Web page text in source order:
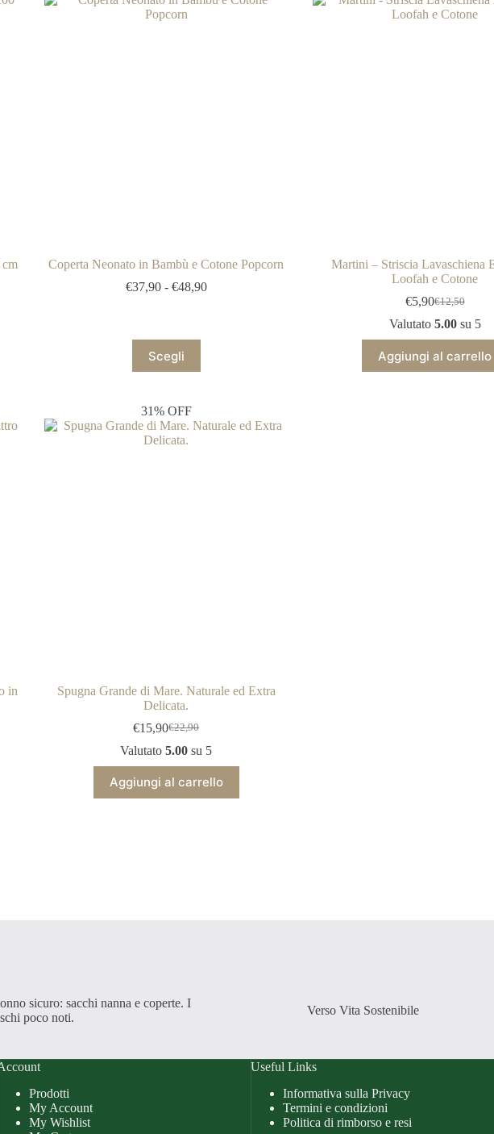
opzioni
possono
Coperta Neonato in Bambù e Cotone Popcorn
€37,90 - €48,90Fascia
Scegliprodotto
ha
varianti.
Le
opzioni
possono
Martini – Striscia Lavaschiena
Loofah e Cotone
€12,50
Il
prezzo
originale
era:
€5,90Il
prezzo
attuale
è:
Valutato 5.00su 5
Aggiungi al carrello
in
31% OFF
Spugna Grande di Mare. Naturale ed Extra
Delicata.
€22,90
Il
prezzo
era:
€15,90Il
prezzo
è:
Valutato5.00 su 5
Aggiungi al carrello
sicuro: sacchi nanna e coperte. I
poco noti.
Verso Vita Sostenibile
Prodotti
My Account
My Wishlist
Useful Links
Informativa sulla Privacy
Termini e condizioni
Politica di rimborso e resi